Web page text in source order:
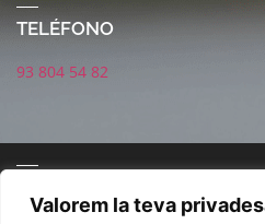
Valorem la teva
TELÉFONO
93 804 54 82